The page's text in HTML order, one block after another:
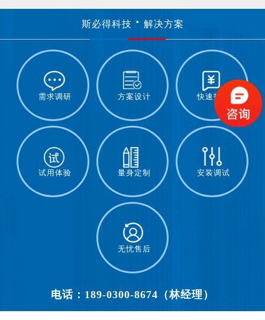
斯必得科技 解决方案
需求调研 方案设计 快速报价
试用体验 量身定制 安装调试
无忧售后
电话：189-0300-8674（林经理）